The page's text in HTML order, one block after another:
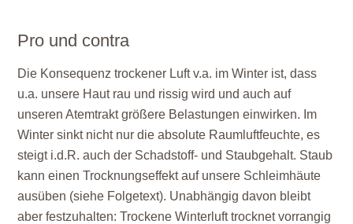
Pro und contra
Die Konsequenz trockener Luft v.a. im Winter ist, dass
u.a. unsere Haut rau und rissig wird und auch auf
unseren Atemtrakt größere Belastungen einwirken. Im
Winter sinkt nicht nur die absolute Raumluftfeuchte, es
steigt i.d.R. auch der Schadstoff- und Staubgehalt. Staub
kann einen Trocknungseffekt auf unsere Schleimhäute
ausüben (siehe Folgetext). Unabhängig davon bleibt
aber festzuhalten: Trockene Winterluft trocknet vorrangig